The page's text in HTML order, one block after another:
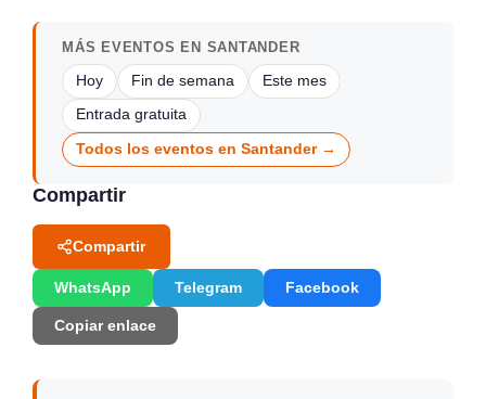
MÁS EVENTOS EN SANTANDER
Hoy Fin de semana Este mes
Entrada gratuita
Todos los eventos en Santander →
Compartir
Compartir
WhatsApp Telegram Facebook
Copiar enlace